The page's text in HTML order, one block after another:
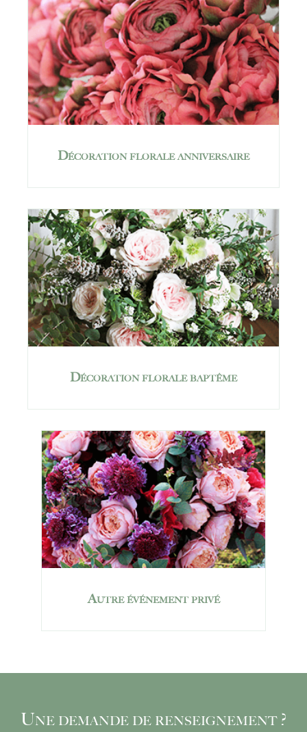
Décoration florale anniversaire
Décoration florale baptême
Autre événement privé
Une demande de renseignement ?